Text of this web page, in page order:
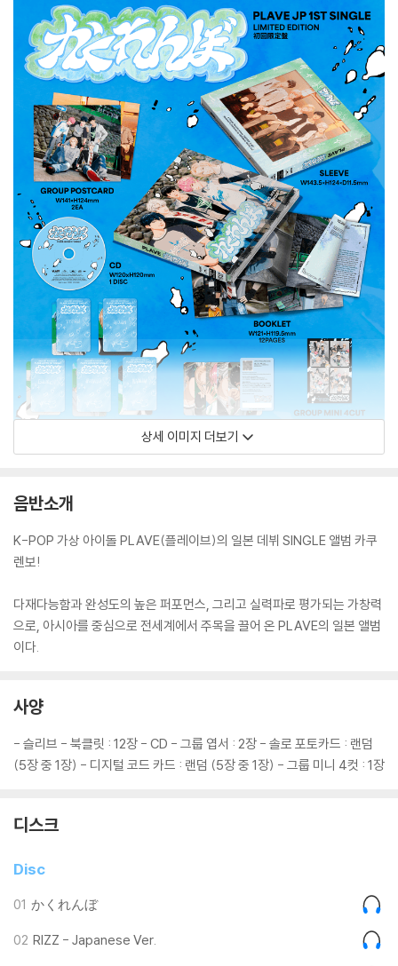
상세 이미지 더보기
음반소개
K-POP 가상 아이돌 PLAVE(플레이브)의 일본 데뷔 SINGLE 앨범 카쿠
렌보!
다재다능함과 완성도의 높은 퍼포먼스, 그리고 실력파로 평가되는 가창력
으로, 아시아를 중심으로 전세계에서 주목을 끌어 온 PLAVE의 일본 앨범
이다.
사양
- 슬리브 - 북클릿 : 12장 - CD - 그룹 엽서 : 2장 - 솔로 포토카드 : 랜덤
(5장 중 1장) - 디지털 코드 카드 : 랜덤 (5장 중 1장) - 그룹 미니 4컷 : 1장
디스크
Disc
01 かくれんぼ
02 RIZZ - Japanese Ver.